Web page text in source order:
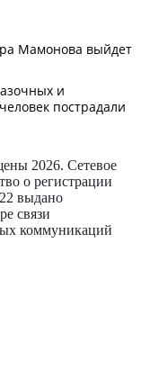
2026. Сетевое
о регистрации
выдано
связи
коммуникаций